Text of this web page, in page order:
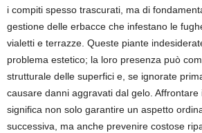
i compiti spesso trascurati, ma di
gestione delle erbacce che infestano le
vialetti e terrazze. Queste piante
problema estetico; la loro presenza può
strutturale delle superfici e, se ignorate
causare danni aggravati dal gelo. Affrontare
significa non solo garantire un aspetto
successiva, ma anche prevenire costose